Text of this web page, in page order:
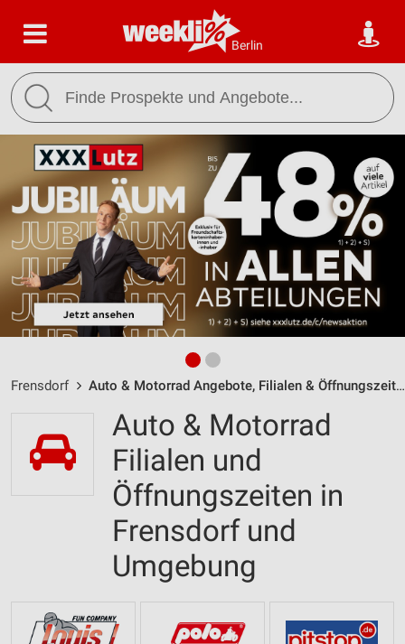
Berlin
Frensdorf Auto & Motorrad Angebote, Filialen & Öffnungszeiten
Auto & Motorrad
Filialen und
Öffnungszeiten in
Frensdorf und
Umgebung